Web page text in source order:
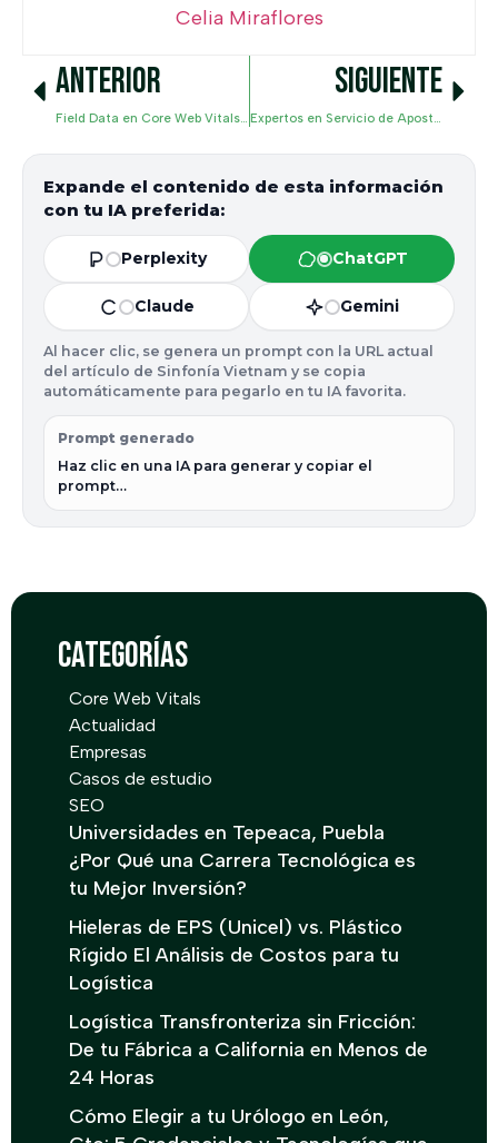
Celia Miraflores
ANTERIOR
Field Data en Core Web Vitals: La Realidad de tu Web
SIGUIENTE
Expertos en Servicio de Apostilla de Documentos: Olvídate de la Burocracia y las Filas
Expande el contenido de esta información
con tu IA preferida:
Perplexity ChatGPT
Claude Gemini
Al hacer clic, se genera un prompt con la URL actual
del artículo de Sinfonía Vietnam y se copia
automáticamente para pegarlo en tu IA favorita.
Prompt generado
Haz clic en una IA para generar y copiar el
prompt…
Categorías
Core Web Vitals
Actualidad
Empresas
Casos de estudio
SEO
Universidades en Tepeaca, Puebla
¿Por Qué una Carrera Tecnológica es
tu Mejor Inversión?
Hieleras de EPS (Unicel) vs. Plástico
Rígido El Análisis de Costos para tu
Logística
Logística Transfronteriza sin Fricción:
De tu Fábrica a California en Menos de
24 Horas
Cómo Elegir a tu Urólogo en León,